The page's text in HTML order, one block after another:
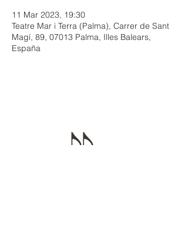
11 Mar 2023, 19:30
Teatre Mar i Terra (Palma), Carrer de Sant
Magí, 89, 07013 Palma, Illes Balears,
España